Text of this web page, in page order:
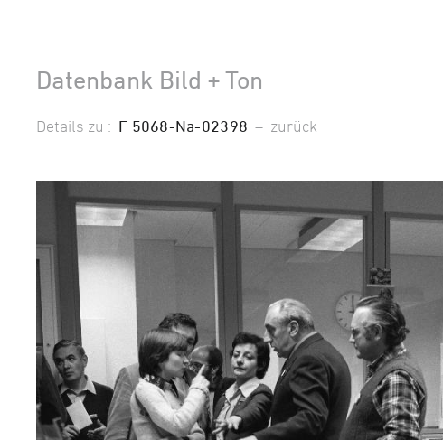
Datenbank Bild + Ton
Details zu : F 5068-Na-02398 – zurück